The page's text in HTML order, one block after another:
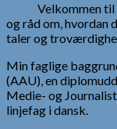
Velkommen
og råd om, hvordan
taler og
Min faglige
(AAU), en
Medie- og
linjefag i dansk.